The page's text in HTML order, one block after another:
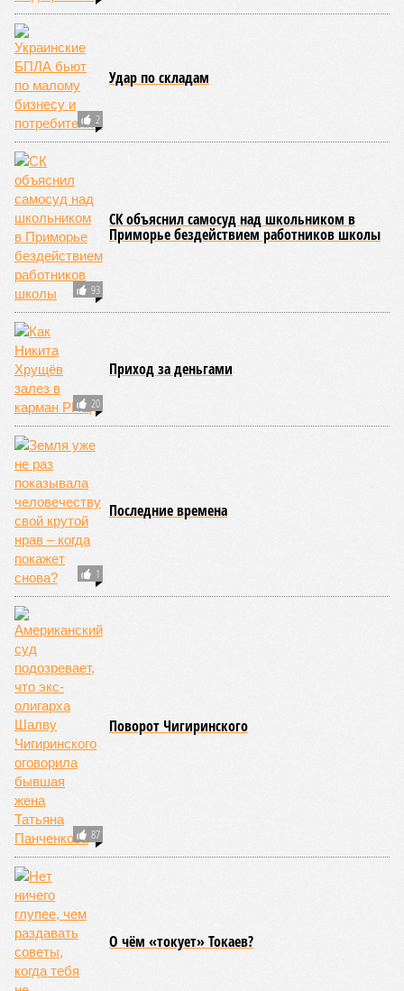
2
Удар по складам
93
СК объяснил самосуд над школьником в
Приморье бездействием работников школы
20
Приход за деньгами
1
Последние времена
87
Поворот Чигиринского
О чём «токует» Токаев?